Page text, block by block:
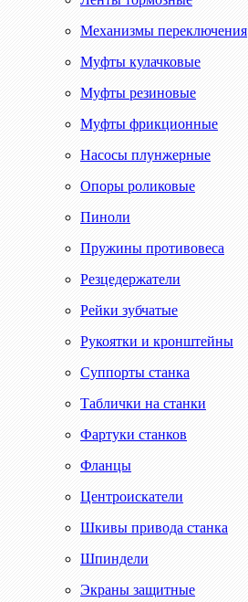
Механизмы переключения
Муфты кулачковые
Муфты резиновые
Муфты фрикционные
Насосы плунжерные
Опоры роликовые
Пиноли
Пружины противовеса
Резцедержатели
Рейки зубчатые
Рукоятки и кронштейны
Суппорты станка
Таблички на станки
Фартуки станков
Фланцы
Центроискатели
Шкивы привода станка
Шпиндели
Экраны защитные